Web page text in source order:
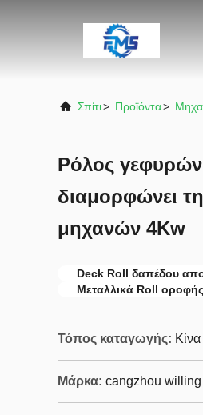
Σπίτι> Προϊόντα>
Ρόλος
διαμορφώνει
μηχανών 4Kw
Deck Roll δαπέδου
Μεταλλικά Roll
Τόπος καταγωγής: Κίνα
Μάρκα: cangzhou willing